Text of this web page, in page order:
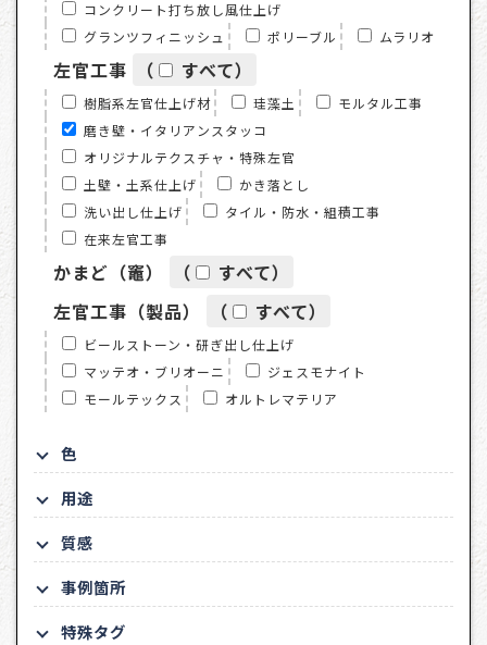
コンクリート打ち放し風仕上げ
グランツフィニッシュ
ポリーブル ムラリオ
左官工事 （ すべて）
樹脂系左官仕上げ材 珪藻土
モルタル工事
磨き壁・イタリアンスタッコ
オリジナルテクスチャ・特殊左官
土壁・土系仕上げ
かき落とし
洗い出し仕上げ
タイル・防水・組積工事
在来左官工事
かまど（竈） （ すべて）
左官工事（製品）
（ すべて）
ビールストーン・研ぎ出し仕上げ
マッテオ・ブリオーニ
ジェスモナイト
モールテックス
オルトレマテリア
色
用途
質感
事例箇所
特殊タグ